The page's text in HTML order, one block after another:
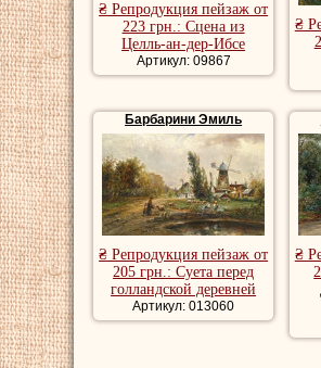
₴ Репродукция пейзаж от
223 грн.: Сцена из
Целль-ан-дер-Ибсе
Артикул: 09867
₴
Барбарини Эмиль
₴ Репродукция пейзаж от
205 грн.: Суета перед
голландской деревней
Артикул: 013060
₴